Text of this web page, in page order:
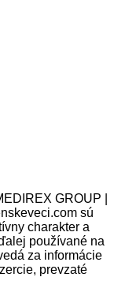
GROUP |
sú
charakter a
používané na
za informácie
prevzaté